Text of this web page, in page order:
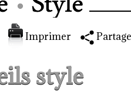
Imprimer
style